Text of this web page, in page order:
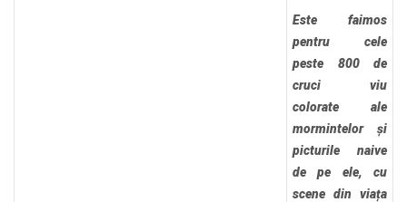
Este faimos
pentru cele
peste 800 de
cruci viu
colorate ale
mormintelor și
picturile naive
de pe ele, cu
scene din viața